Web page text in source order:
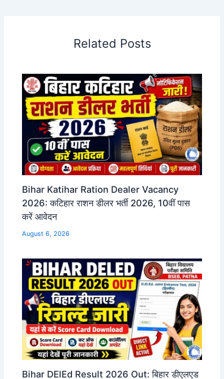
Related Posts
Bihar Katihar Ration Dealer Vacancy
2026: कटिहार राशन डीलर भर्ती 2026, 10वीं पास
करें आवेदन
August 6, 2026
Bihar DElEd Result 2026 Out: बिहार डीएलएड